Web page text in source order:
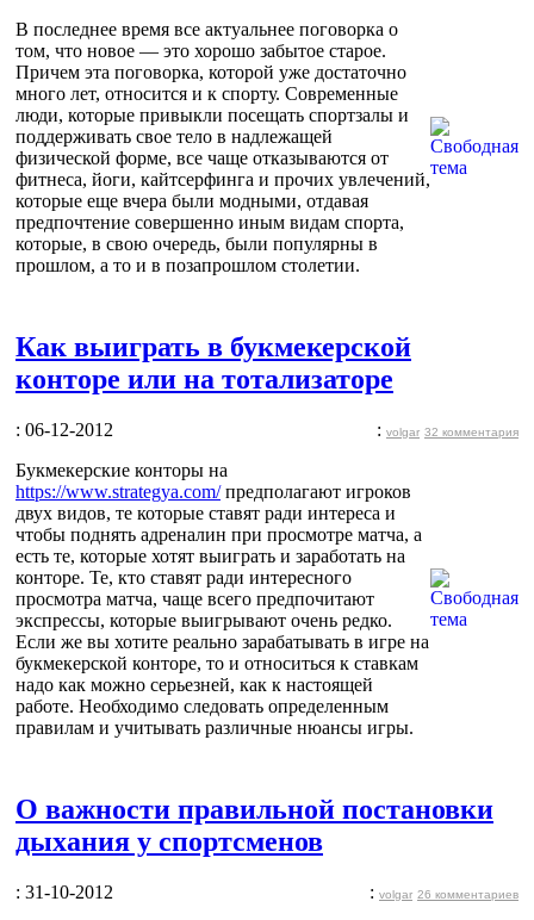
В последнее время все актуальнее поговорка о
том, что новое — это хорошо забытое старое.
Причем эта поговорка, которой уже достаточно
много лет, относится и к спорту. Современные
люди, которые привыкли посещать спортзалы и
поддерживать свое тело в надлежащей
физической форме, все чаще отказываются от
фитнеса, йоги, кайтсерфинга и прочих увлечений,
которые еще вчера были модными, отдавая
предпочтение совершенно иным видам спорта,
которые, в свою очередь, были популярны в
прошлом, а то и в позапрошлом столетии.
Как выиграть в букмекерской
конторе или на тотализаторе
: 06-12-2012 : volgar 32 комментария
Букмекерские конторы на
https://www.strategya.com/предполагают игроков
двух видов, те которые ставят ради интереса и
чтобы поднять адреналин при просмотре матча, а
есть те, которые хотят выиграть и заработать на
конторе. Те, кто ставят ради интересного
просмотра матча, чаще всего предпочитают
экспрессы, которые выигрывают очень редко.
Если же вы хотите реально зарабатывать в игре на
букмекерской конторе, то и относиться к ставкам
надо как можно серьезней, как к настоящей
работе. Необходимо следовать определенным
правилам и учитывать различные нюансы игры.
О важности правильной постановки
дыхания у спортсменов
: 31-10-2012 : volgar 26 комментариев